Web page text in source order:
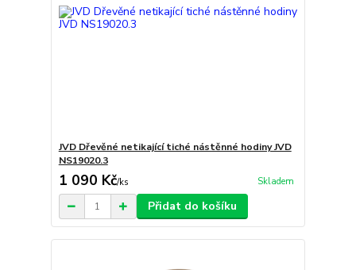
JVD Dřevěné netikající tiché nástěnné hodiny JVD
NS19020.3
1 090 Kč/ks Skladem
Přidat do košíku